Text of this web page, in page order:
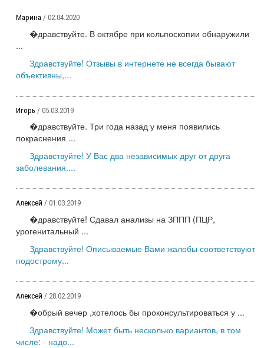
Марина / 02.04.2020
�дравствуйте. В октябре при кольпоскопии обнаружили
...
Здравствуйте! Отзывы в интернете не всегда бывают
объективны,...
Игорь / 05.03.2019
�дравствуйте. Три года назад у меня появились
покраснения ...
Здравствуйте! У Вас два независимых друг от друга
заболевания....
Алексей / 01.03.2019
�дравствуйте! Сдавал анализы на ЗППП (ПЦР,
урогенитальный ...
Здравствуйте! Описываемые Вами жалобы соответствуют
подострому...
Алексей / 28.02.2019
�обрый вечер ,хотелось бы проконсультироваться у ...
Здравствуйте! Может быть несколько вариантов, в том
числе: - надо...